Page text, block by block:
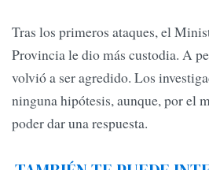
Tras los primeros ataques, el
Provincia le dio más custodia. A
volvió a ser agredido. Los
ninguna hipótesis, aunque, por el
poder dar una respuesta.